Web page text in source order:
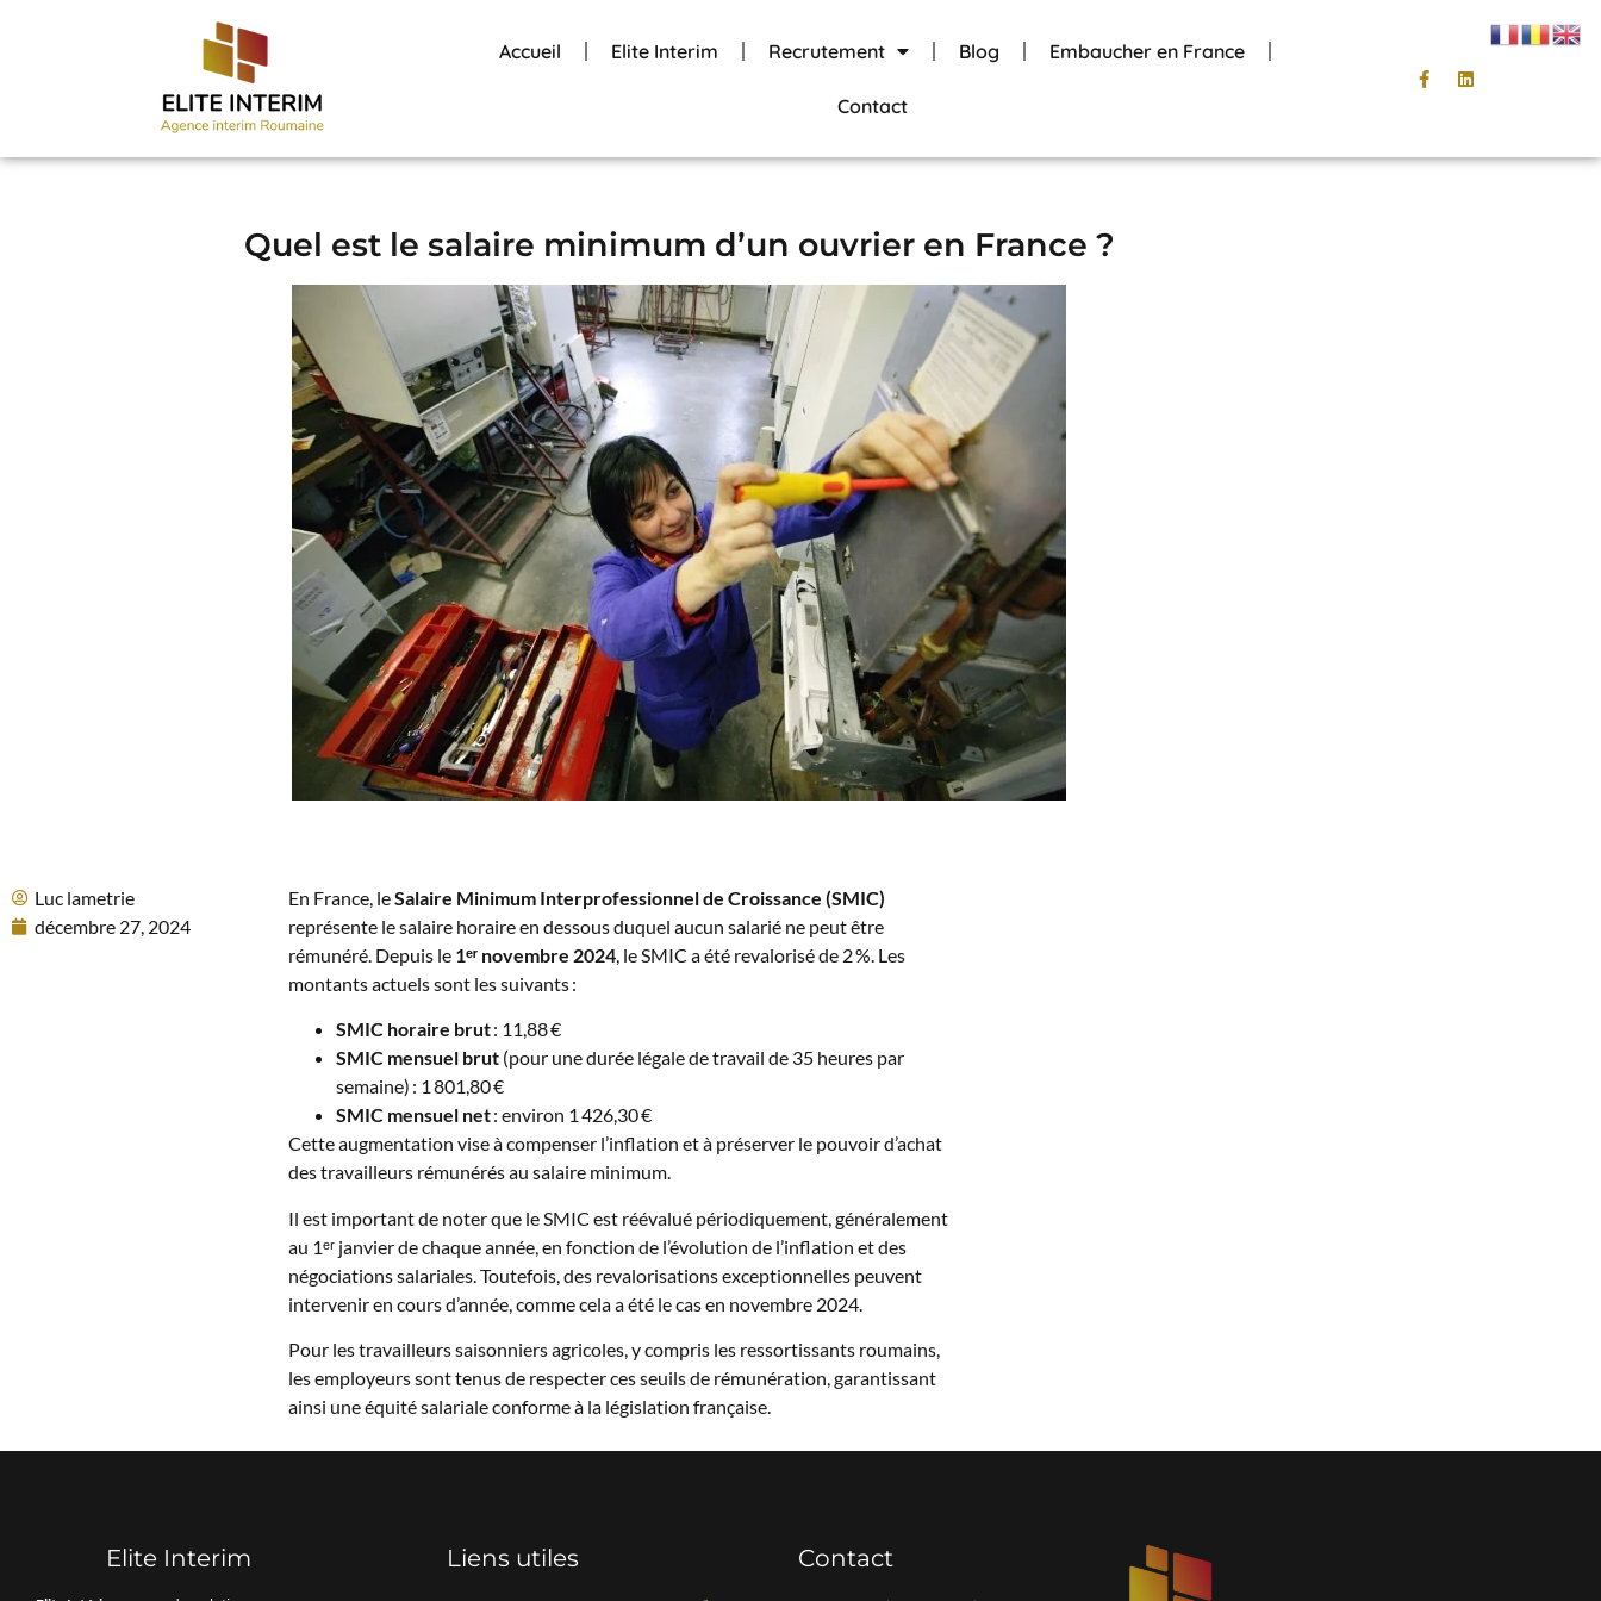
Accueil Elite Interim Recrutement Blog Embaucher en France
Contact
Quel est le salaire minimum d’un ouvrier en France ?
Luc lametrie
décembre 27, 2024
En France, leSalaire Minimum Interprofessionnel de Croissance (SMIC)
représente le salaire horaire en dessous duquel aucun salarié ne peut être
rémunéré. Depuis le 1ᵉʳ novembre 2024, le SMIC a été revalorisé de 2 %. Les
montants actuels sont les suivants :
SMIC horaire brut: 11,88 €
SMIC mensuel brut(pour une durée légale de travail de 35 heures par
semaine) : 1 801,80 €
SMIC mensuel net: environ 1 426,30 €
Cette augmentation vise à compenser l’inflation et à préserver le pouvoir d’achat
des travailleurs rémunérés au salaire minimum.
Il est important de noter que le SMIC est réévalué périodiquement, généralement
au 1ᵉʳ janvier de chaque année, en fonction de l’évolution de l’inflation et des
négociations salariales. Toutefois, des revalorisations exceptionnelles peuvent
intervenir en cours d’année, comme cela a été le cas en novembre 2024.
Pour les travailleurs saisonniers agricoles, y compris les ressortissants roumains,
les employeurs sont tenus de respecter ces seuils de rémunération, garantissant
ainsi une équité salariale conforme à la législation française.
Elite Interim Liens utiles Contact